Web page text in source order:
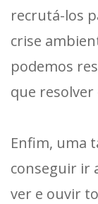
recrutá-los
crise
podemos
que resolver
Enfim, uma
conseguir ir
ver e ouvir